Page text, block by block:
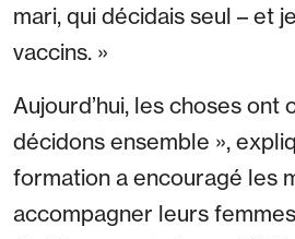
mari, qui décidais seul – et
vaccins. »
Aujourd’hui, les choses ont
décidons ensemble »,
formation a encouragé les
accompagner leurs